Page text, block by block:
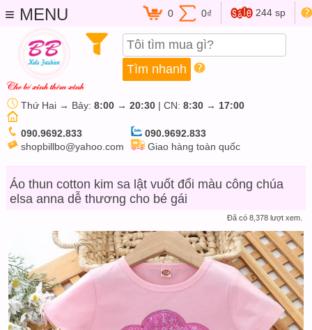
≡ MENU 244 sp
0 0₫
Thứ Hai → Bảy: 8:00 → 20:30 | CN: 8:30 → 17:00
090.9692.833
shopbillbo@yahoo.com
090.9692.833
Giao hàng toàn quốc
Áo thun cotton kim sa lật vuốt đổi màu công chúa
elsa anna dễ thương cho bé gái
Đã có 8,378 lượt xem.